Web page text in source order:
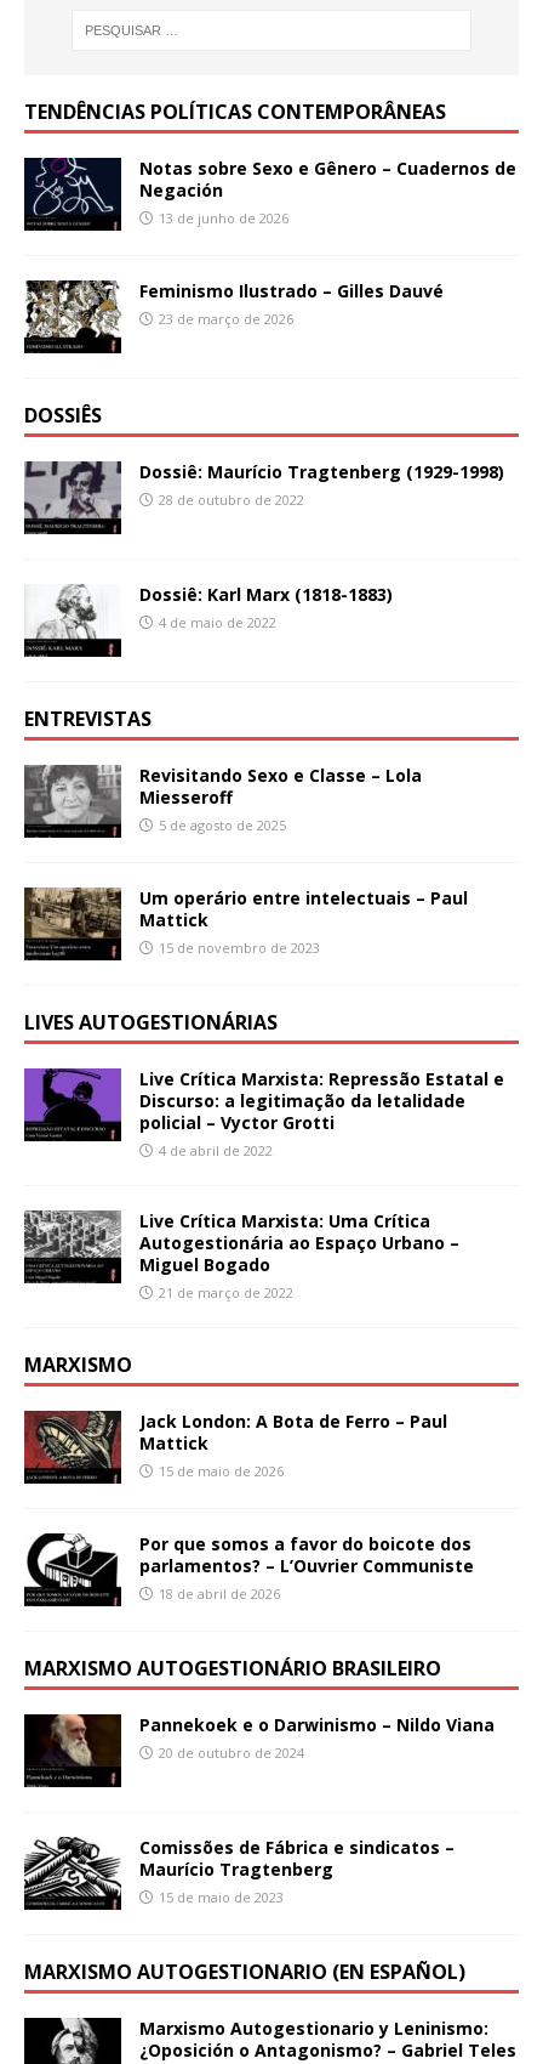
TENDÊNCIAS POLÍTICAS CONTEMPORÂNEAS
Notas sobre Sexo e Gênero – Cuadernos de
Negación
13 de junho de 2026
Feminismo Ilustrado – Gilles Dauvé
23 de março de 2026
DOSSIÊS
Dossiê: Maurício Tragtenberg (1929-1998)
28 de outubro de 2022
Dossiê: Karl Marx (1818-1883)
4 de maio de 2022
ENTREVISTAS
Revisitando Sexo e Classe – Lola
Miesseroff
5 de agosto de 2025
Um operário entre intelectuais – Paul
Mattick
15 de novembro de 2023
LIVES AUTOGESTIONÁRIAS
Live Crítica Marxista: Repressão Estatal e
Discurso: a legitimação da letalidade
policial – Vyctor Grotti
4 de abril de 2022
Live Crítica Marxista: Uma Crítica
Autogestionária ao Espaço Urbano –
Miguel Bogado
21 de março de 2022
MARXISMO
Jack London: A Bota de Ferro – Paul
Mattick
15 de maio de 2026
Por que somos a favor do boicote dos
parlamentos? – L’Ouvrier Communiste
18 de abril de 2026
MARXISMO AUTOGESTIONÁRIO BRASILEIRO
Pannekoek e o Darwinismo – Nildo Viana
20 de outubro de 2024
Comissões de Fábrica e sindicatos –
Maurício Tragtenberg
15 de maio de 2023
MARXISMO AUTOGESTIONARIO (EN ESPAÑOL)
Marxismo Autogestionario y Leninismo:
¿Oposición o Antagonismo? – Gabriel Teles